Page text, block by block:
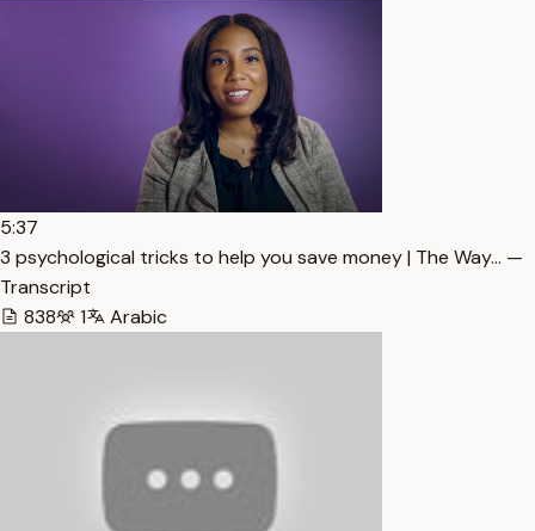
5:37
3 psychological tricks to help you save money | The Way… —
Transcript
838
1 Arabic